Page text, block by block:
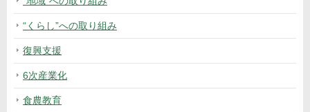
“くらし”への取り組み
復興支援
6次産業化
食農教育